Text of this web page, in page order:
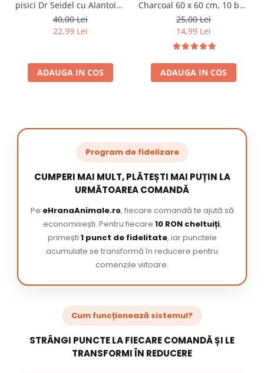
pisici Dr Seidel cu Alantoina
220 ml
40,00 Lei
22,99 Lei
ADAUGA IN COS
Charcoal 60 x 60 cm, 10 buc
/ pachet
25,00 Lei
14,99 Lei
ADAUGA IN COS
Program de fidelizare
CUMPERI MAI MULT, PLĂTEȘTI MAI PUȚIN LA
URMĂTOAREA COMANDĂ
Pe eHranaAnimale.ro, fiecare comandă te ajută să
economisești. Pentru fiecare 10 RON cheltuiți,
primești 1 punct de fidelitate, iar punctele
acumulate se transformă în reducere pentru
comenzile viitoare.
Cum funcționează sistemul?
STRÂNGI PUNCTE LA FIECARE COMANDĂ ȘI LE
TRANSFORMI ÎN REDUCERE